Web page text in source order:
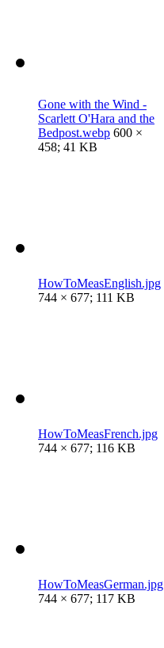
Gone with the Wind -
Scarlett O'Hara and the
Bedpost.webp 600 ×
458; 41 KB
HowToMeasEnglish.jpg
744 × 677; 111 KB
HowToMeasFrench.jpg
744 × 677; 116 KB
HowToMeasGerman.jpg
744 × 677; 117 KB